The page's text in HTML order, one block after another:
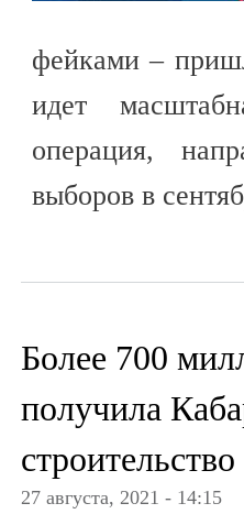
фейками –
идет
операция,
выборов в
Более 700
получила
строительство
27 августа, 2021 - 14:15